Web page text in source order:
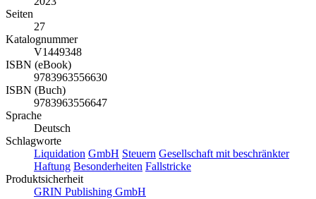
Seiten
27
Katalognummer
V1449348
ISBN (eBook)
9783963556630
ISBN (Buch)
9783963556647
Sprache
Deutsch
Schlagworte
Liquidation GmbH Steuern Gesellschaft mit beschränkter
Haftung Besonderheiten Fallstricke
Produktsicherheit
GRIN Publishing GmbH